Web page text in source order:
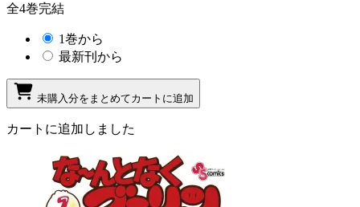
全4巻完結
1巻から
最新刊から
未購入分をまとめてカートに追加
カートに追加しました